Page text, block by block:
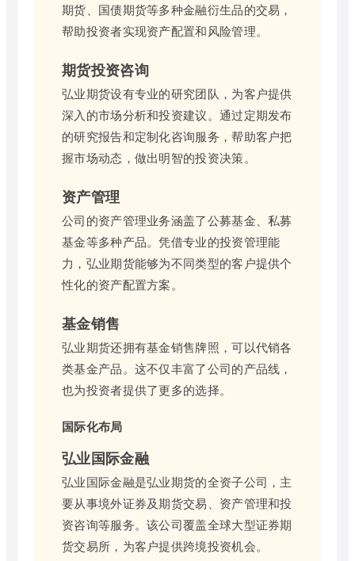
期货、国债期货等多种金融衍生品的交易，
帮助投资者实现资产配置和风险管理。
期货投资咨询
弘业期货设有专业的研究团队，为客户提供
深入的市场分析和投资建议。通过定期发布
的研究报告和定制化咨询服务，帮助客户把
握市场动态，做出明智的投资决策。
资产管理
公司的资产管理业务涵盖了公募基金、私募
基金等多种产品。凭借专业的投资管理能
力，弘业期货能够为不同类型的客户提供个
性化的资产配置方案。
基金销售
弘业期货还拥有基金销售牌照，可以代销各
类基金产品。这不仅丰富了公司的产品线，
也为投资者提供了更多的选择。
国际化布局
弘业国际金融
弘业国际金融是弘业期货的全资子公司，主
要从事境外证券及期货交易、资产管理和投
资咨询等服务。该公司覆盖全球大型证券期
货交易所，为客户提供跨境投资机会。